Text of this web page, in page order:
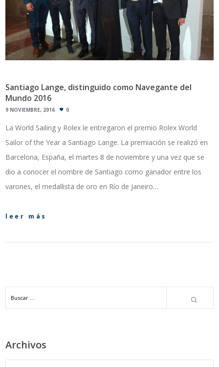
Santiago Lange, distinguido como Navegante del
Mundo 2016
9 NOVIEMBRE, 2016 0
La World Sailing y Rolex le entregaron el premio Rolex World
Sailor of the Year a Santiago Lange. La premiación se realizó en
Barcelona, España, el martes 8 de noviembre y una vez que se
dio a conocer el nombre de Santiago como ganador entre los
varones, el medallista de oro en Río de Janeiro…
leer más
Archivos